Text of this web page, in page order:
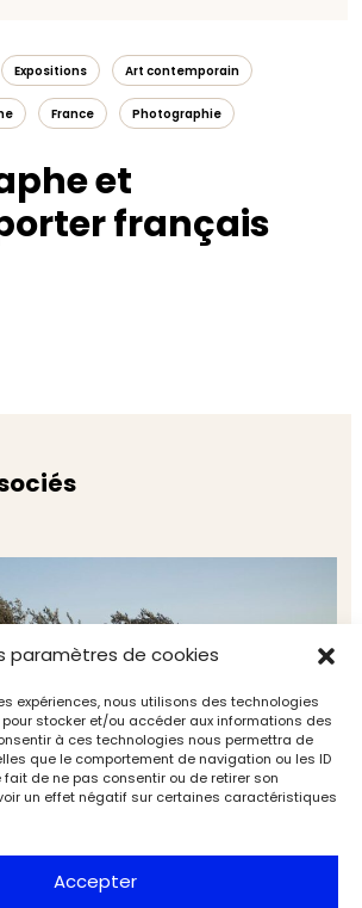
paramètres de cookies
expériences, nous utilisons des technologies
stocker et/ou accéder aux informations des
à ces technologies nous permettra de
que le comportement de navigation ou les ID
fait de ne pas consentir ou de retirer son
un effet négatif sur certaines caractéristiques
Accepter
Expositions Art contemporain
France Photographie
et
français